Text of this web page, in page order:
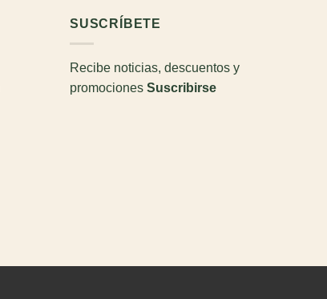
SUSCRÍBETE
Recibe noticias, descuentos y
promociones Suscribirse